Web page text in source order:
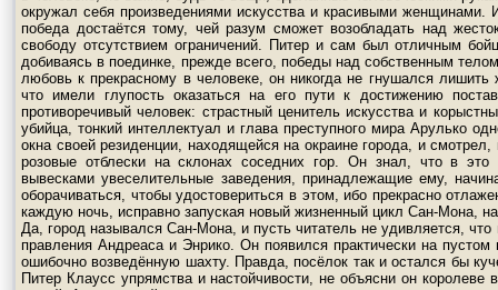
окружал себя произведениями искусства и красивыми женщинами.
победа достаётся тому, чей разум сможет возобладать над
свободу отсутствием ограничений. Питер и сам был отличным
добиваясь в поединке, прежде всего, победы над собственным
любовь к прекрасному в человеке, он никогда не гнушался
что имели глупость оказаться на его пути к достижению
противоречивый человек: страстный ценитель искусства и
убийца, тонкий интеллектуал и глава преступного мира Арулько
окна своей резиденции, находящейся на окраине города, и
розовые отблески на склонах соседних гор. Он знал, что в
вывесками увеселительные заведения, принадлежащие ему,
оборачиваться, чтобы удостовериться в этом, ибо прекрасно
каждую ночь, исправно запуская новый жизненный цикл Сан-Мона,
Да, город назывался Сан-Мона, и пусть читатель не удивляется,
правления Андреаса и Энрико. Он появился практически на
ошибочно возведённую шахту. Правда, посёлок так и остался бы
Питер Клаусс упрямства и настойчивости, не объясни он королеве